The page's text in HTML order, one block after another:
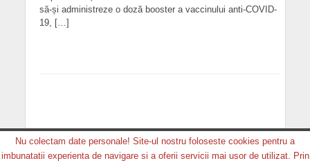
să-și administreze o doză booster a vaccinului anti-COVID-
19, […]
Nu colectam date personale! Site-ul nostru foloseste cookies pentru a
imbunatatii experienta de navigare si a oferii servicii mai usor de utilizat. Prin